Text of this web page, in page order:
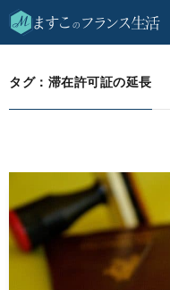
HOME 滞在許可証の延長
タグ：滞在許可証の延長